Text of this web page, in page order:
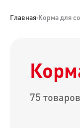
Главная·Корма для
75 товаров